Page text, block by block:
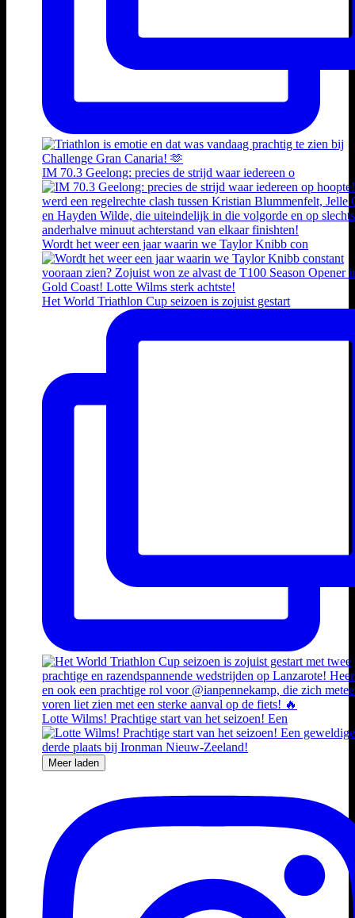
IM 70.3 Geelong: precies de strijd waar iedereen o
Wordt het weer een jaar waarin we Taylor Knibb con
Het World Triathlon Cup seizoen is zojuist gestart
Lotte Wilms! Prachtige start van het seizoen! Een
Meer laden